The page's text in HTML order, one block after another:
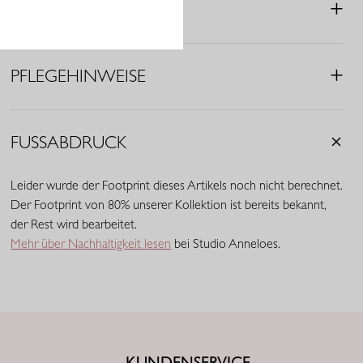
• Falten
• Material: Baumwollmix (97% Baumwolle, 3% Elasthan)
PFLEGEHINWEISE
FUSSABDRUCK
Leider wurde der Footprint dieses Artikels noch nicht berechnet.
Der Footprint von 80% unserer Kollektion ist bereits bekannt,
der Rest wird bearbeitet.
Mehr über Nachhaltigkeit lesen bei Studio Anneloes.